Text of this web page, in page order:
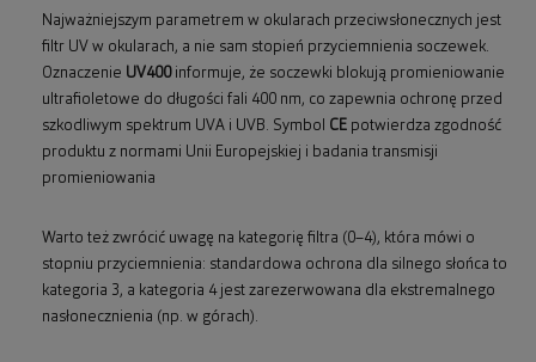
Najważniejszym parametrem w okularach przeciwsłonecznych jest
filtr UV w okularach, a nie sam stopień przyciemnienia soczewek.
Oznaczenie UV400informuje, że soczewki blokują promieniowanie
ultrafioletowe do długości fali 400 nm, co zapewnia ochronę przed
szkodliwym spektrum UVA i UVB. Symbol CE potwierdza zgodność
produktu z normami Unii Europejskiej i badania transmisji
promieniowania
Warto też zwrócić uwagę na kategorię filtra (0–4), która mówi o
stopniu przyciemnienia: standardowa ochrona dla silnego słońca to
kategoria 3, a kategoria 4 jest zarezerwowana dla ekstremalnego
nasłonecznienia (np. w górach).